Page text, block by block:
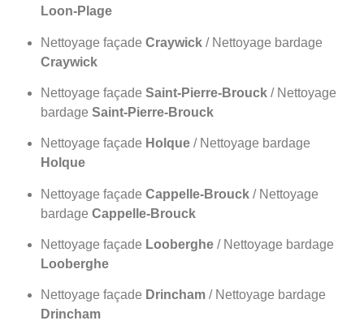
Loon-Plage
Nettoyage façade Craywick / Nettoyage bardage
Craywick
Nettoyage façade Saint-Pierre-Brouck / Nettoyage
bardage Saint-Pierre-Brouck
Nettoyage façade Holque / Nettoyage bardage
Holque
Nettoyage façade Cappelle-Brouck / Nettoyage
bardage Cappelle-Brouck
Nettoyage façade Looberghe / Nettoyage bardage
Looberghe
Nettoyage façade Drincham / Nettoyage bardage
Drincham